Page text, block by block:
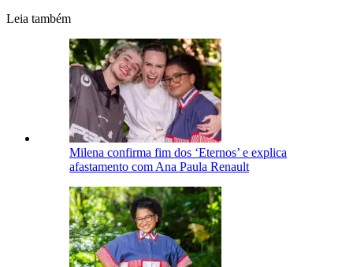
Leia também
Milena confirma fim dos ‘Eternos’ e explica
afastamento com Ana Paula Renault